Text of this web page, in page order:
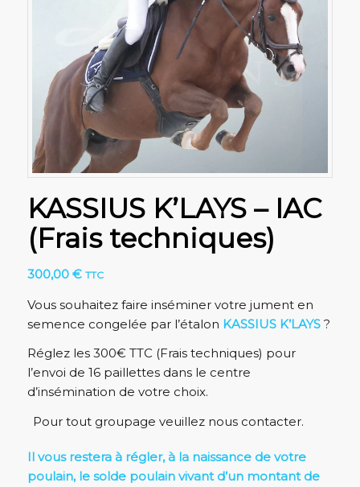
KASSIUS K’LAYS – IAC
(Frais techniques)
300,00 € TTC
Vous souhaitez faire inséminer votre jument en
semence congelée par l’étalon KASSIUS K’LAYS ?
Réglez les 300€ TTC (Frais techniques) pour
l’envoi de 16 paillettes dans le centre
d’insémination de votre choix.
Pour tout groupage veuillez nous contacter.
Il vous restera à régler, à la naissance de votre
poulain, le solde poulain vivant d’un montant de